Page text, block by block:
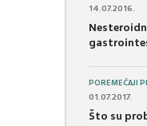
14.07.2016.
POREMEĆAJI
01.07.2017.
Što su